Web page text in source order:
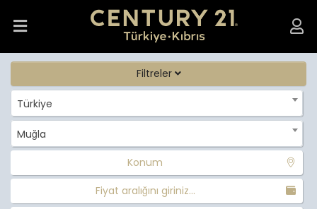
Filtreler
Türkiye
Muğla
Konum
Fiyat aralığını giriniz...